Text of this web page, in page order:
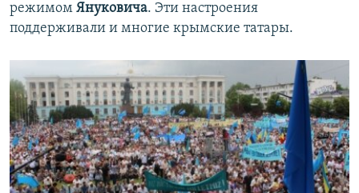
режимом Януковича. Эти настроения
поддерживали и многие крымские татары.